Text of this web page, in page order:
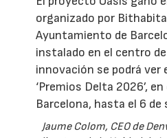
organizado por
Ayuntamiento de
instalado en el centro de
innovación se podrá ver
‘Premios Delta 2026’,
Barcelona, hasta el 6 de
Jaume Colom, CEO de